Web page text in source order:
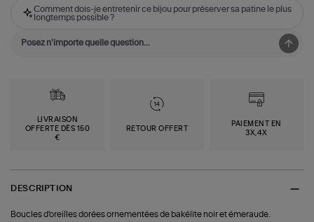
Comment dois-je entretenir ce bijou pour préserver sa patine le plus
longtemps possible ?
LIVRAISON
OFFERTE DÈS 150
€
RETOUR OFFERT
PAIEMENT EN
3X,4X
DESCRIPTION
Boucles d'oreilles dorées ornementées de bakélite noir et émeraude.